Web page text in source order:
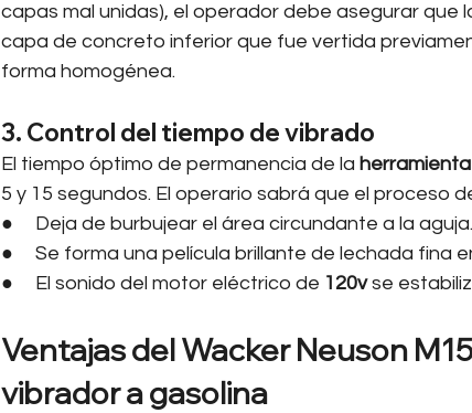
capas mal unidas), el operador debe asegurar que
capa de concreto inferior que fue vertida
forma homogénea.
3. Control del tiempo de vibrado
El tiempo óptimo de permanencia de la herramienta
5 y 15 segundos. El operario sabrá que el proceso
●     Deja de burbujear el área circundante a la aguja.
●     Se forma una película brillante de lechada fina
●     El sonido del motor eléctrico de 120v se
Ventajas del Wacker Neuson
vibrador a gasolina